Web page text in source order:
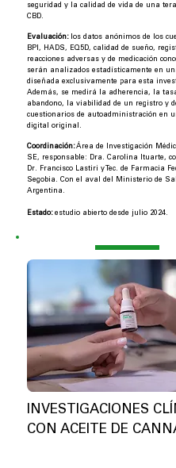
seguridad y la calidad de vida de una
CBD.
Evaluación: los datos anónimos de los
BPI, HADS, EQ5D, calidad de sueño,
reacciones adversas y de medicación
serán analizados estadísticamente en
diseñada exclusivamente para esta
Además, se medirá la adherencia, la
abandono, la viabilidad de un registro y
cuestionarios de autoadministración en
digital original.
Coordinación:Área de Investigación
SE, responsable: Dra. Carolina Ituarte,
Dr. Francisco Lastiri y Tec. de Farmacia
Segobia. Con el aval del Ministerio de
Argentina.
Estado: estudio abierto desde julio 2024.
INVESTIGACIONES
CON ACEITE DE